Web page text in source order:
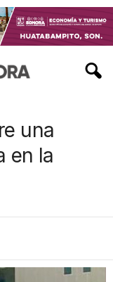
una
en la